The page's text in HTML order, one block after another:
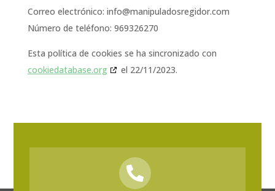
Correo electrónico: info@manipuladosregidor.com
Número de teléfono: 969326270
Esta política de cookies se ha sincronizado con
cookiedatabase.org
el 22/11/2023.
